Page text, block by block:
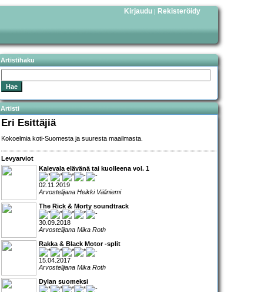
Kirjaudu | Rekisteröidy
Artistihaku
Artisti
Eri Esittäjiä
Kokoelmia koti-Suomesta ja suuresta maailmasta.
Levyarviot
Kalevala elävänä tai kuolleena vol. 1
02.11.2019
Arvostelijana Heikki Väliniemi
The Rick & Morty soundtrack
30.09.2018
Arvostelijana Mika Roth
Rakka & Black Motor -split
15.04.2017
Arvostelijana Mika Roth
Dylan suomeksi